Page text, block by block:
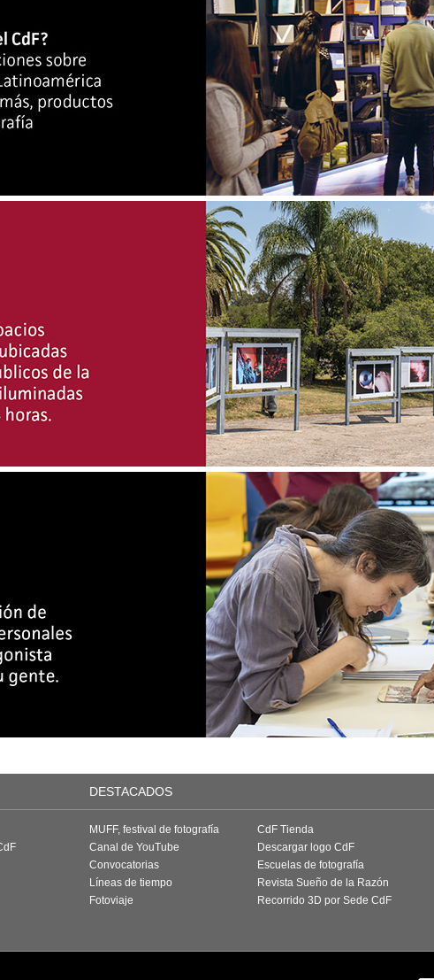
DESTACADOS
MUFF, festival de fotografía
Canal de YouTube
Convocatorias
Líneas de tiempo
Fotoviaje
CdF Tienda
Descargar logo CdF
Escuelas de fotografía
Revista Sueño de la Razón
Recorrido 3D por Sede CdF